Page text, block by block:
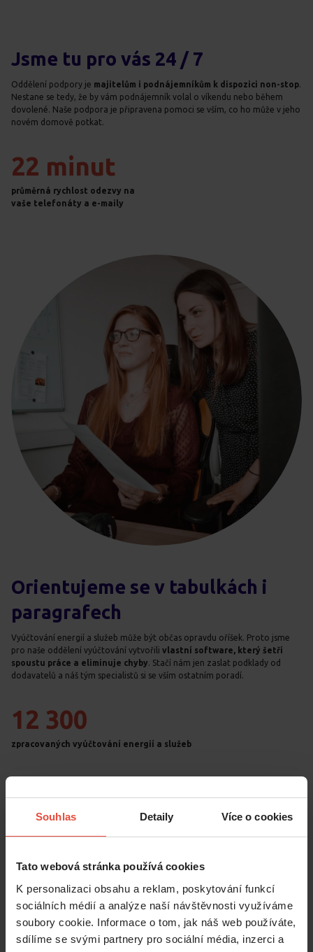
Souhlas Detaily Více o cookies
Tato webová stránka používá cookies
K personalizaci obsahu a reklam, poskytování funkcí
sociálních médií a analýze naší návštěvnosti využíváme
soubory cookie. Informace o tom, jak náš web používáte,
sdílíme se svými partnery pro sociální média, inzerci a
Jsme tu pro vás 24 / 7
Oddělení podpory je majitelům i podnájemníkům k dispozici non-stop
Nestane se tedy, že by vám podnájemník volal o víkendu nebo během
dovolené. Naše podpora je připravena pomoci se vším, co ho může v jeho
novém domově potkat.
22 minut
průměrná rychlost odezvy na
vaše telefonáty a e-maily
Orientujeme se v tabulkách i
paragrafech
Vyúčtování energií a služeb může být občas opravdu oříšek. Proto jsme
pro naše oddělení vyúčtování vytvořili vlastní software, který šetří
spoustu práce a eliminuje chyby . Stačí nám jen zaslat podklady od
dodavatelů a náš tým specialistů si se vším ostatním poradí.
12 300
zpracovaných vyúčtování energií a služeb